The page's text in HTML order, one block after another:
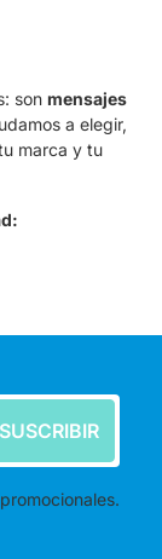
son mensajes
a elegir,
marca y tu
SUSCRIBIR